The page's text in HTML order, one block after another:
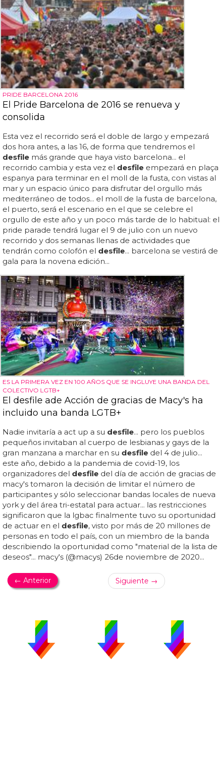
PRIDE BARCELONA 2016
El Pride Barcelona de 2016 se renueva y
consolida
Esta vez el recorrido será el doble de largo y empezará
dos hora antes, a las 16, de forma que tendremos el
desfile más grande que haya visto barcelona... el
recorrido cambia y esta vez el desfile empezará en plaça
espanya para terminar en el moll de la fusta, con vistas al
mar y un espacio único para disfrutar del orgullo más
mediterráneo de todos... el moll de la fusta de barcelona,
el puerto, será el escenario en el que se celebre el
orgullo de este año y un poco más tarde de lo habitual: el
pride parade tendrá lugar el 9 de julio con un nuevo
recorrido y dos semanas llenas de actividades que
tendrán como colofón el desfile... barcelona se vestirá de
gala para la novena edición...
ES LA PRIMERA VEZ EN 100 AÑOS QUE SE INGLUYE UNA BANDA DEL
COLECTIVO LGTB+
El desfile ade Acción de gracias de Macy's ha
incluido una banda LGTB+
Nadie invitaría a act up a su desfile... pero los pueblos
pequeños invitaban al cuerpo de lesbianas y gays de la
gran manzana a marchar en su desfile del 4 de julio...
este año, debido a la pandemia de covid-19, los
organizadores del desfile del día de acción de gracias de
macy's tomaron la decisión de limitar el número de
participantes y sólo seleccionar bandas locales de nueva
york y del área tri-estatal para actuar... las restricciones
significaron que la lgbac finalmente tuvo su oportunidad
de actuar en el desfile, visto por más de 20 millones de
personas en todo el país, con un miembro de la banda
describiendo la oportunidad como "material de la lista de
deseos"... macy's (@macys) 26de noviembre de 2020...
← Anterior Siguiente →